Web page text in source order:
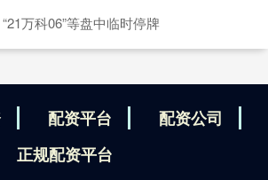
万科06”等盘中临时停牌
配资平台
配资公司
正规配资平台